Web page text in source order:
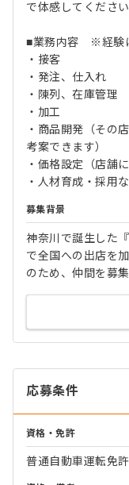
で体感してください
■業務内容 ※経験
・接客
・発注、仕入れ
・陳列、在庫管理
・加工
・商品開発（その
考案できます）
・価格設定（店舗
・人材育成・採用
募集背景
神奈川で誕生した
で全国への出店を
のため、仲間を募集
応募条件
資格・免許
普通自動車運転免許